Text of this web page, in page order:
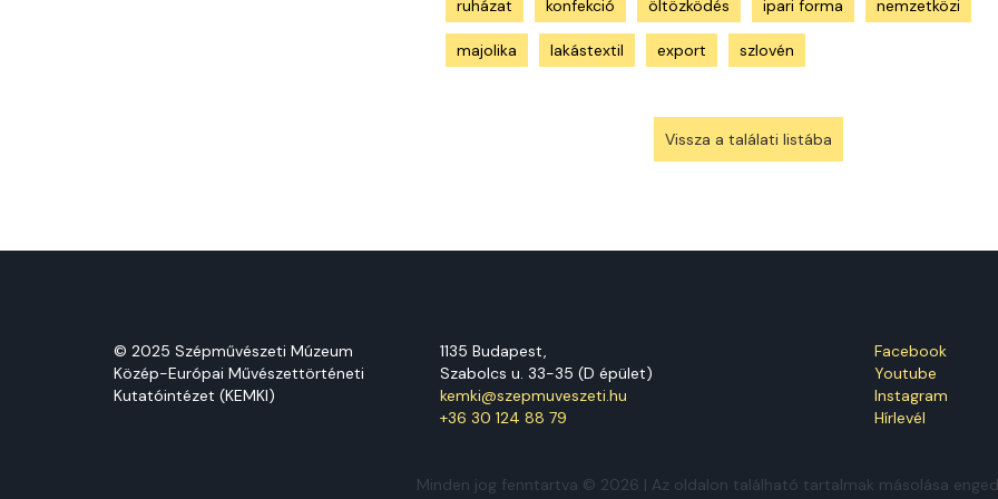
ruházat konfekció öltözködés ipari forma nemzetközi
majolika lakástextil export szlovén
Vissza a találati listába
© 2025 Szépművészeti Múzeum
Közép-Európai Művészettörténeti
Kutatóintézet (KEMKI)
1135 Budapest,
Szabolcs u. 33-35 (D épület)
kemki@szepmuveszeti.hu
+36 30 124 88 79
Facebook
Youtube
Instagram
Hírlevél
Minden jog fenntartva © 2026 | Az oldalon található tartalmak másolása